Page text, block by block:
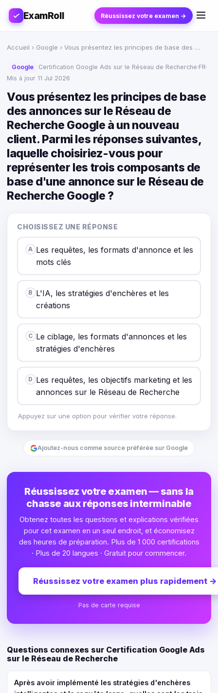
ExamRoll Réussissez votre examen →
Accueil › Google › Vous présentez les principes de base des …
Google Certification Google Ads sur le Réseau de Recherche·FR·
Mis à jour 11 Jul 2026
Vous présentez les principes de base
des annonces sur le Réseau de
Recherche Google à un nouveau
client. Parmi les réponses suivantes,
laquelle choisiriez-vous pour
représenter les trois composants de
base d'une annonce sur le Réseau de
Recherche Google ?
CHOISISSEZ UNE RÉPONSE
A Les requêtes, les formats d'annonce et les
mots clés
B L'IA, les stratégies d'enchères et les
créations
C Le ciblage, les formats d'annonces et les
stratégies d'enchères
D Les requêtes, les objectifs marketing et les
annonces sur le Réseau de Recherche
Appuyez sur une option pour vérifier votre réponse.
Ajoutez-nous comme source préférée sur Google
Réussissez votre examen — sans la
chasse aux réponses interminable
Obtenez toutes les questions et explications vérifiées
pour cet examen en un seul endroit, et économisez
des heures de préparation. Plus de 1 000 certifications
· Plus de 20 langues · Gratuit pour commencer.
Réussissez votre examen plus rapidement →
Pas de carte requise
Questions connexes sur Certification Google Ads
sur le Réseau de Recherche
Après avoir implémenté les stratégies d'enchères